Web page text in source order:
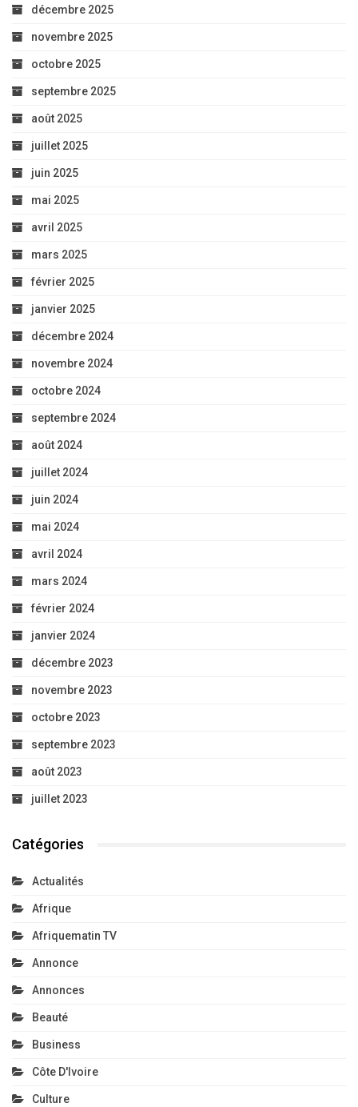
décembre 2025
novembre 2025
octobre 2025
septembre 2025
août 2025
juillet 2025
juin 2025
mai 2025
avril 2025
mars 2025
février 2025
janvier 2025
décembre 2024
novembre 2024
octobre 2024
septembre 2024
août 2024
juillet 2024
juin 2024
mai 2024
avril 2024
mars 2024
février 2024
janvier 2024
décembre 2023
novembre 2023
octobre 2023
septembre 2023
août 2023
juillet 2023
Catégories
Actualités
Afrique
Afriquematin TV
Annonce
Annonces
Beauté
Business
Côte D'Ivoire
Culture